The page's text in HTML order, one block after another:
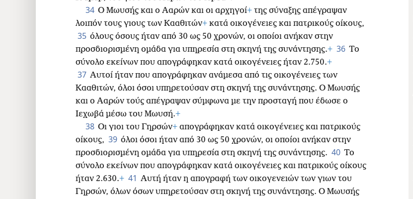
34 Ο Μωυσής και ο Ααρών και οι αρχηγοί+ της σύναξης απέγραψαν
λοιπόν τους γιους των Κααθιτών+ κατά οικογένειες και πατρικούς οίκους,
35 όλους όσους ήταν από 30 ως 50 χρονών, οι οποίοι ανήκαν στην
προσδιορισμένη ομάδα για υπηρεσία στη σκηνή της συνάντησης.+ 36 Το
σύνολο εκείνων που απογράφηκαν κατά οικογένειες ήταν 2.750.+
37 Αυτοί ήταν που απογράφηκαν ανάμεσα από τις οικογένειες των
Κααθιτών, όλοι όσοι υπηρετούσαν στη σκηνή της συνάντησης. Ο Μωυσής
και ο Ααρών τούς απέγραψαν σύμφωνα με την προσταγή που έδωσε ο
Ιεχωβά μέσω του Μωυσή.+
38 Οι γιοι του Γηρσών+ απογράφηκαν κατά οικογένειες και πατρικούς
οίκους, 39 όλοι όσοι ήταν από 30 ως 50 χρονών, οι οποίοι ανήκαν στην
προσδιορισμένη ομάδα για υπηρεσία στη σκηνή της συνάντησης. 40 Το
σύνολο εκείνων που απογράφηκαν κατά οικογένειες και πατρικούς οίκους
ήταν 2.630.+ 41 Αυτή ήταν η απογραφή των οικογενειών των γιων του
Γηρσών, όλων όσων υπηρετούσαν στη σκηνή της συνάντησης. Ο Μωυσής